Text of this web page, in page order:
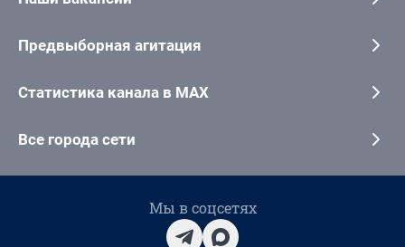
Предвыборная агитация
Статистика канала в MAX
Все города сети
Мы в соцсетях